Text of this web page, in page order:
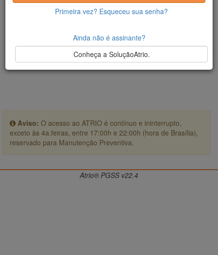
Aviso: O acesso ao ATRIO é contínuo e ininterrupto,
exceto às 4a.feiras, entre 17:00h e 22:00h (hora de Brasília),
reservado para Manutenção Preventiva.
Primeira vez? Esqueceu sua senha?
Ainda não é assinante?
Conheça a SoluçãoAtrio.
Atrio® PGSS v22.4